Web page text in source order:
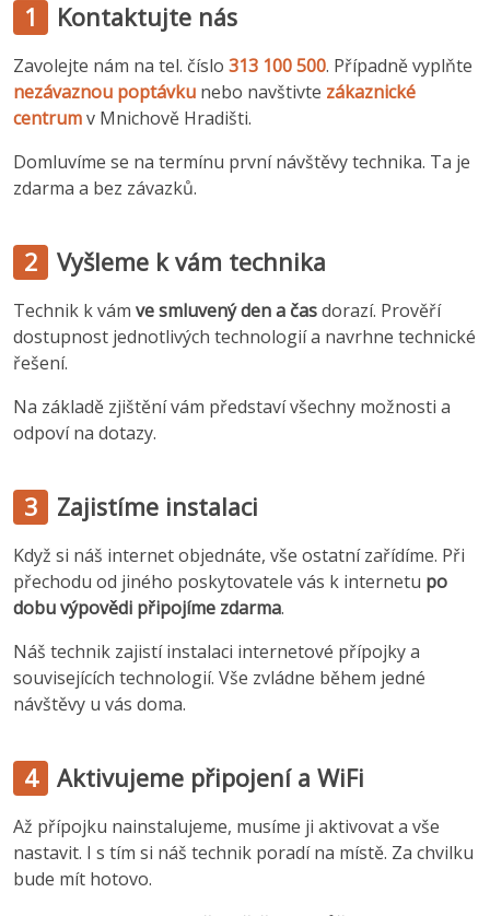
1 Kontaktujte nás
Zavolejte nám na tel. číslo 313 100 500. Případně vyplňte
nezávaznou poptávku nebo navštivte zákaznické
centrumv Mnichově Hradišti.
Domluvíme se na termínu první návštěvy technika. Ta je
zdarma a bez závazků.
2 Vyšleme k vám technika
Technik k vám ve smluvený den a časdorazí. Prověří
dostupnost jednotlivých technologií a navrhne technické
řešení.
Na základě zjištění vám představí všechny možnosti a
odpoví na dotazy.
3 Zajistíme instalaci
Když si náš internet objednáte, vše ostatní zařídíme. Při
přechodu od jiného poskytovatele vás k internetu po
dobu výpovědi připojíme zdarma.
Náš technik zajistí instalaci internetové přípojky a
souvisejících technologií. Vše zvládne během jedné
návštěvy u vás doma.
4 Aktivujeme připojení a WiFi
Až přípojku nainstalujeme, musíme ji aktivovat a vše
nastavit. I s tím si náš technik poradí na místě. Za chvilku
bude mít hotovo.